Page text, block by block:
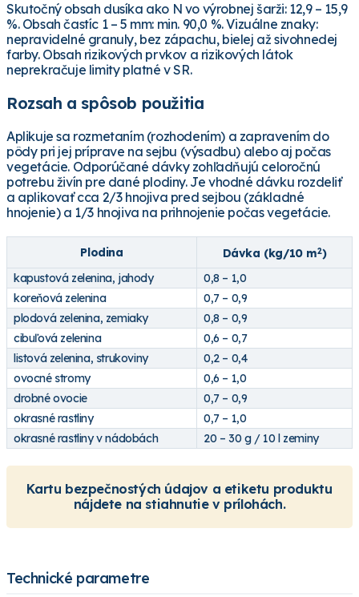
Skutočný obsah dusíka ako N vo výrobnej šarži: 12,9 – 15,9
%. Obsah častíc 1 – 5 mm: min. 90,0 %. Vizuálne znaky:
nepravidelné granuly, bez zápachu, bielej až sivohnedej
farby. Obsah rizikových prvkov a rizikových látok
neprekračuje limity platné v SR.
Rozsah a spôsob použitia
Aplikuje sa rozmetaním (rozhodením) a zapravením do
pôdy pri jej príprave na sejbu (výsadbu) alebo aj počas
vegetácie. Odporúčané dávky zohľadňujú celoročnú
potrebu živín pre dané plodiny. Je vhodné dávku rozdeliť
a aplikovať cca 2/3 hnojiva pred sejbou (základné
hnojenie) a 1/3 hnojiva na prihnojenie počas vegetácie.
Plodina Dávka (kg/10 m2)
kapustová zelenina, jahody
0,8 – 1,0
koreňová zelenina
0,7 – 0,9
plodová zelenina, zemiaky
0,8 – 0,9
cibuľová zelenina
0,6 – 0,7
listová zelenina, strukoviny
0,2 – 0,4
ovocné stromy
0,6 – 1,0
drobné ovocie
0,7 – 0,9
okrasné rastliny
0,7 – 1,0
okrasné rastliny v nádobách
20 – 30 g / 10 l zeminy
Kartu bezpečnostých údajov a etiketu produktu
nájdete na stiahnutie v prílohách.
Technické parametre